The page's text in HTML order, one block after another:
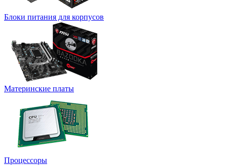
Блоки питания для корпусов
Материнские платы
Процессоры